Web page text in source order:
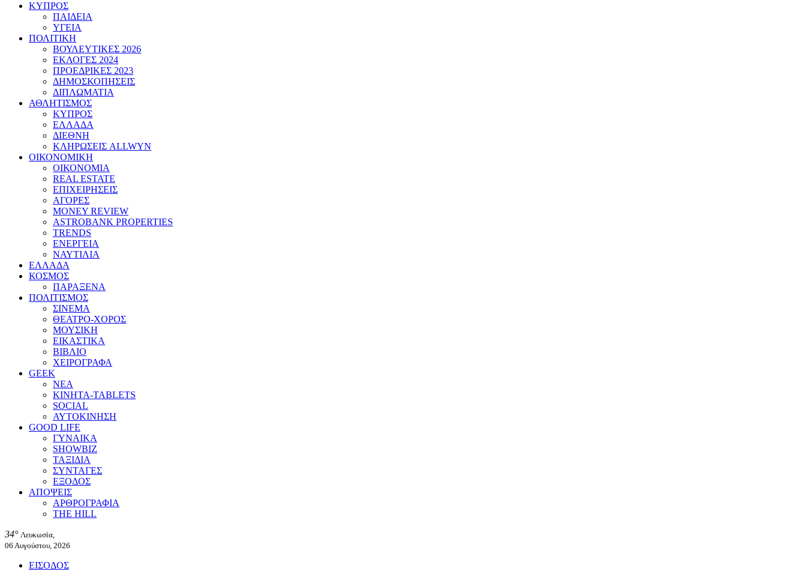
ΚΥΠΡΟΣ
ΠΑΙΔΕΙΑ
ΥΓΕΙΑ
ΠΟΛΙΤΙΚΗ
ΒΟΥΛΕΥΤΙΚΕΣ 2026
ΕΚΛΟΓΕΣ 2024
ΠΡΟΕΔΡΙΚΕΣ 2023
ΔΗΜΟΣΚΟΠΗΣΕΙΣ
ΔΙΠΛΩΜΑΤΙΑ
ΑΘΛΗΤΙΣΜΟΣ
ΚΥΠΡΟΣ
ΕΛΛΑΔΑ
ΔΙΕΘΝΗ
ΚΛΗΡΩΣΕΙΣ ALLWYN
ΟΙΚΟΝΟΜΙΚΗ
ΟΙΚΟΝΟΜΙΑ
REAL ESTATE
ΕΠΙΧΕΙΡΗΣΕΙΣ
ΑΓΟΡΕΣ
MONEY REVIEW
ASTROBANK PROPERTIES
TRENDS
ΕΝΕΡΓΕΙΑ
ΝΑΥΤΙΛΙΑ
ΕΛΛΑΔΑ
ΚΟΣΜΟΣ
ΠΑΡΑΞΕΝΑ
ΠΟΛΙΤΙΣΜΟΣ
ΣΙΝΕΜΑ
ΘΕΑΤΡΟ-ΧΟΡΟΣ
ΜΟΥΣΙΚΗ
ΕΙΚΑΣΤΙΚΑ
ΒΙΒΛΙΟ
ΧΕΙΡΟΓΡΑΦΑ
GEEK
ΝΕΑ
ΚΙΝΗΤΑ-TABLETS
SOCIAL
ΑΥΤΟΚΙΝΗΣΗ
GOOD LIFE
ΓΥΝΑΙΚΑ
SHOWBIZ
ΤΑΞΙΔΙΑ
ΣΥΝΤΑΓΕΣ
ΕΞΟΔΟΣ
ΑΠΟΨΕΙΣ
ΑΡΘΡΟΓΡΑΦΙΑ
THE HILL
34° Λευκωσία,
06 Αυγούστου, 2026
ΕΙΣΟΔΟΣ